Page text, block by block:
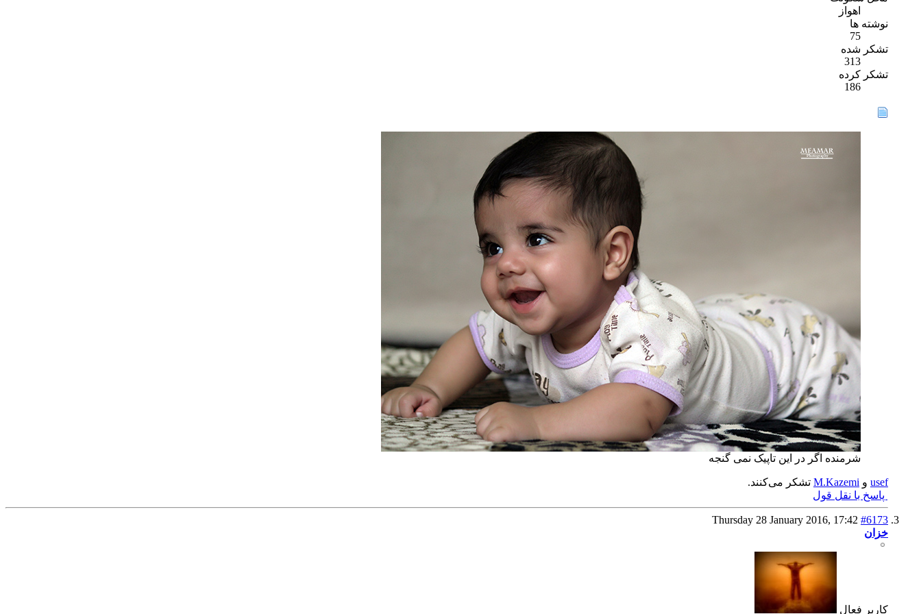
اهواز
نوشته ها
75
تشکر شده
313
تشکر کرده
186
شرمنده اگر در این تاپیک نمی گنجه
usef و M.Kazemi تشکر می‌کنند.
پاسخ با نقل قول
Thursday 28 January 2016, 17:42 #6173
خزان
كاربر فعال